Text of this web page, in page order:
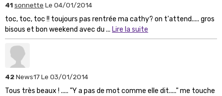
41sonnette Le 04/01/2014
toc, toc, toc !! toujours pas rentrée ma cathy? on t'attend..... gros
bisous et bon weekend avec du ... Lire la suite
42News17Le 03/01/2014
Tous très beaux ! ..... "Y a pas de mot comme elle dit....." me touche